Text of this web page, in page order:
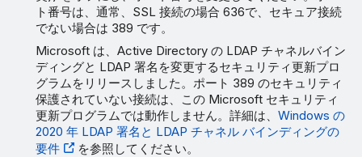
ト番号は、通常、SSL 接続の場合 636で、セキュア接続
でない場合は 389 です。
Microsoft は、Active Directory の LDAP チャネルバイン
ディングと LDAP 署名を変更するセキュリティ更新プロ
グラムをリリースしました。ポート 389 のセキュリティ
保護されていない接続は、この Microsoft セキュリティ
更新プログラムでは動作しません。詳細は、Windows の
2020 年 LDAP 署名と LDAP チャネル バインディングの
要件
を参照してください。